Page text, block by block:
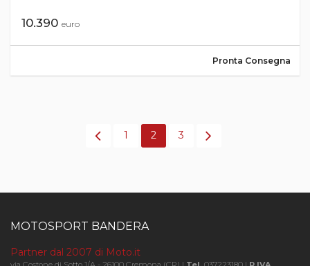
10.390 euro
Pronta Consegna
1 2 3
MOTOSPORT BANDERA
Partner dal 2007 di Moto.it